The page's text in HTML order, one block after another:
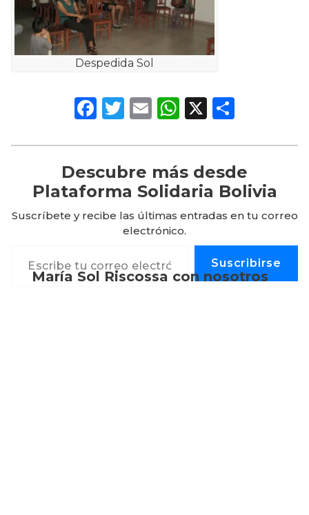
María Sol Riscossa con nosotros
Despedida Sol
Facebook
Twitter
EmailWhatsApp
X
Descubre más desde
Plataforma Solidaria Bolivia
Suscríbete y recibe las últimas entradas en tu correo
electrónico.
Suscribirse